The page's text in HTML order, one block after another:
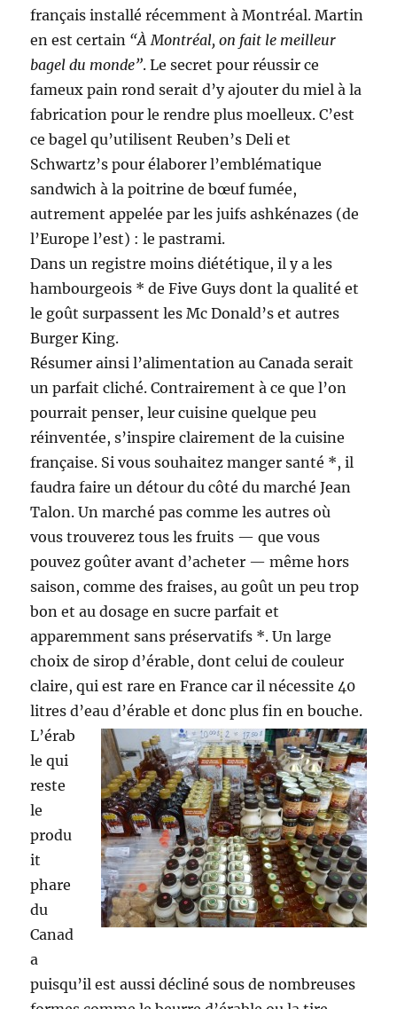
français installé récemment à Montréal. Martin
en est certain “À Montréal, on fait le meilleur
bagel du monde”. Le secret pour réussir ce
fameux pain rond serait d’y ajouter du miel à la
fabrication pour le rendre plus moelleux. C’est
ce bagel qu’utilisent Reuben’s Deli et
Schwartz’s pour élaborer l’emblématique
sandwich à la poitrine de bœuf fumée,
autrement appelée par les juifs ashkénazes (de
l’Europe l’est) : le pastrami.
Dans un registre moins diététique, il y a les
hambourgeois * de Five Guys dont la qualité et
le goût surpassent les Mc Donald’s et autres
Burger King.
Résumer ainsi l’alimentation au Canada serait
un parfait cliché. Contrairement à ce que l’on
pourrait penser, leur cuisine quelque peu
réinventée, s’inspire clairement de la cuisine
française. Si vous souhaitez manger santé *, il
faudra faire un détour du côté du marché Jean
Talon. Un marché pas comme les autres où
vous trouverez tous les fruits — que vous
pouvez goûter avant d’acheter — même hors
saison, comme des fraises, au goût un peu trop
bon et au dosage en sucre parfait et
apparemment sans préservatifs *. Un large
choix de sirop d’érable, dont celui de couleur
claire, qui est rare en France car il nécessite 40
litres d’eau d’érable et donc plus fin en bouche.
L’érab
le qui
reste
le
produ
it
phare
du
Canad
a
puisqu’il est aussi décliné sous de nombreuses